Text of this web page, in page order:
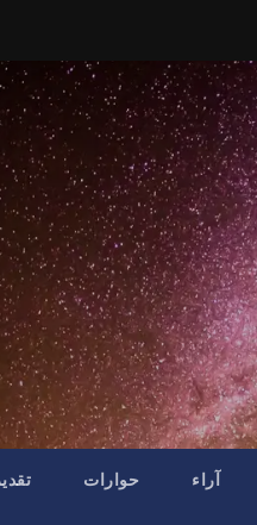
آراء حوارات